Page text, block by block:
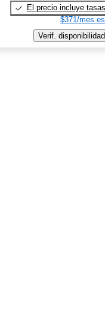
El precio incluye tasas
$371/mes
Verif. disponibilidad